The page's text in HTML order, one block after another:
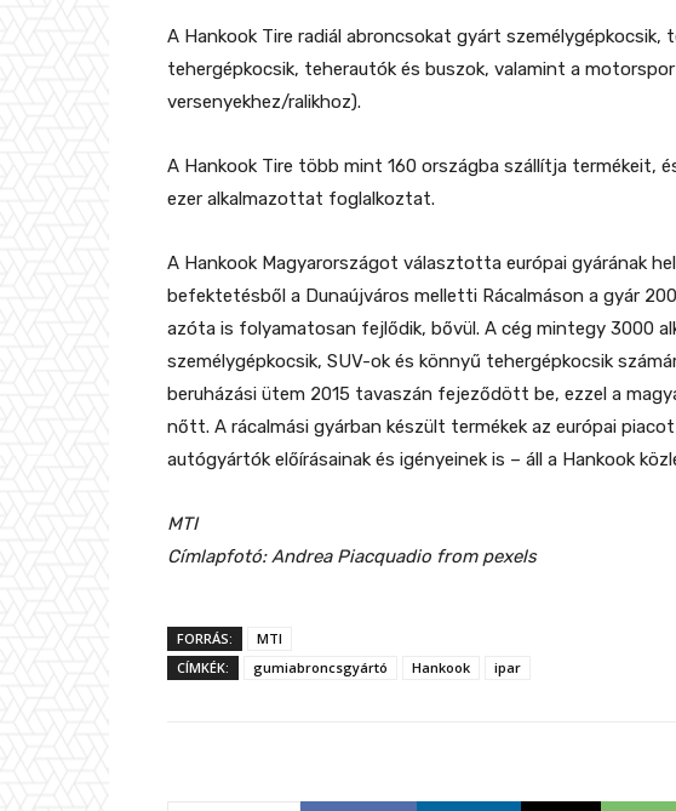
A Hankook Tire radiál abroncsokat gyárt személygépkocsik,
tehergépkocsik, teherautók és buszok, valamint a
versenyekhez/ralikhoz).
A Hankook Tire több mint 160 országba szállítja termékeit,
ezer alkalmazottat foglalkoztat.
A Hankook Magyarországot választotta európai gyárának
befektetésből a Dunaújváros melletti Rácalmáson a gyár
azóta is folyamatosan fejlődik, bővül. A cég mintegy 3000
személygépkocsik, SUV-ok és könnyű tehergépkocsik
beruházási ütem 2015 tavaszán fejeződött be, ezzel a
nőtt. A rácalmási gyárban készült termékek az európai
autógyártók előírásainak és igényeinek is – áll a Hankook
MTI
Címlapfotó: Andrea Piacquadio from pexels
FORRÁS:
MTI
CÍMKÉK:
gumiabroncsgyártó Hankook ipar